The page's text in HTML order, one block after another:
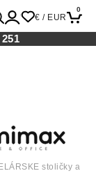
€ / EUR
0
stoličky a